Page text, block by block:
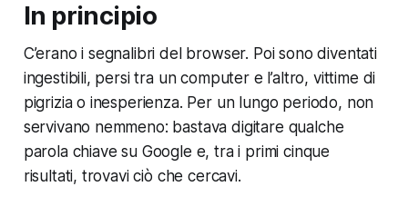
In principio
C’erano i segnalibri del browser. Poi sono diventati
ingestibili, persi tra un computer e l’altro, vittime di
pigrizia o inesperienza. Per un lungo periodo, non
servivano nemmeno: bastava digitare qualche
parola chiave su Google e, tra i primi cinque
risultati, trovavi ciò che cercavi.